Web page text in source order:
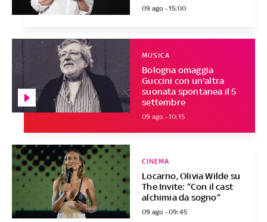
09 ago - 15:00
Bologna omaggia
Guccini con un'altra
suonata spontanea il 5
settembre
MUSICA
09 ago - 10:15
Locarno, Olivia Wilde su
The Invite: “Con il cast
alchimia da sogno”
CINEMA
09 ago - 09:45